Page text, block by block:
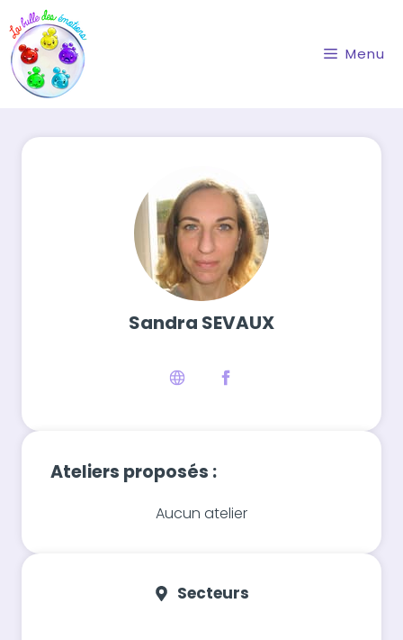
au
contenu
Menu
Sandra SEVAUX
Ateliers proposés :
Aucun atelier
Secteurs